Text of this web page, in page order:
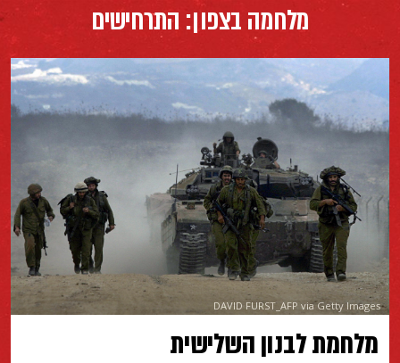
מלחמה בצפון: התרחישים
DAVID FURST_AFP via Getty Images
מלחמת לבנון השלישית